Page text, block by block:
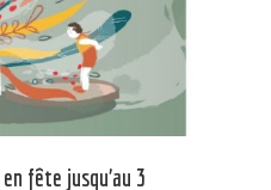
fête jusqu’au 3